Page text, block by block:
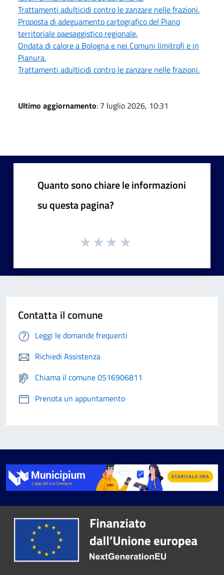
Trattamenti adulticidi contro le zanzare nelle frazioni.
Proposta di adeguamento cartografico del Piano
territoriale paesaggistico regionale.
Ondata di calore a Bologna e nei Comuni limitrofi e in
Pianura.
Trattamenti adulticidi contro le zanzare nelle frazioni.
Ultimo aggiornamento: 7 luglio 2026, 10:31
Quanto sono chiare le informazioni
su questa pagina?
Contatta il comune
Leggi le domande frequenti
Richiedi Assistenza
Chiama il comune 0516906811
Prenota un appuntamento